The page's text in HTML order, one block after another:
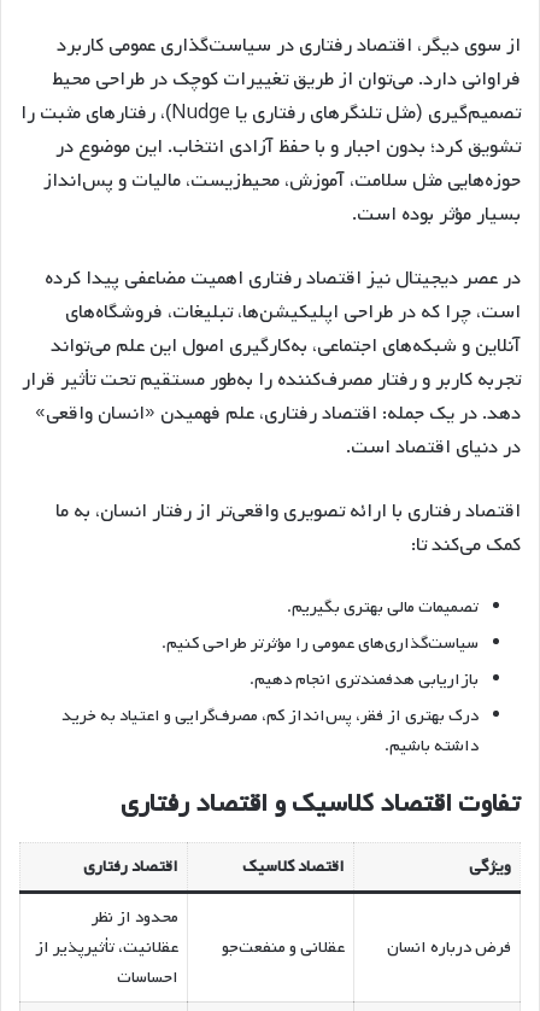
از سوی دیگر، اقتصاد رفتاری در سیاست‌گذاری عمومی کاربرد
فراوانی دارد. می‌توان از طریق تغییرات کوچک در طراحی محیط
تصمیم‌گیری (مثل تلنگرهای رفتاری یا Nudge)، رفتارهای مثبت را
تشویق کرد؛ بدون اجبار و با حفظ آزادی انتخاب. این موضوع در
حوزه‌هایی مثل سلامت، آموزش، محیط‌زیست، مالیات و پس‌انداز
بسیار مؤثر بوده است.
در عصر دیجیتال نیز اقتصاد رفتاری اهمیت مضاعفی پیدا کرده
است، چرا که در طراحی اپلیکیشن‌ها، تبلیغات، فروشگاه‌های
آنلاین و شبکه‌های اجتماعی، به‌کارگیری اصول این علم می‌تواند
تجربه کاربر و رفتار مصرف‌کننده را به‌طور مستقیم تحت تأثیر قرار
دهد. در یک جمله: اقتصاد رفتاری، علم فهمیدن «انسان واقعی»
در دنیای اقتصاد است.
اقتصاد رفتاری با ارائه تصویری واقعی‌تر از رفتار انسان، به ما
کمک می‌کند تا:
تصمیمات مالی بهتری بگیریم.
سیاست‌گذاری‌های عمومی را مؤثرتر طراحی کنیم.
بازاریابی هدفمندتری انجام دهیم.
درک بهتری از فقر، پس‌انداز کم، مصرف‌گرایی و اعتیاد به خرید
داشته باشیم.
تفاوت اقتصاد کلاسیک و اقتصاد رفتاری
ویژگی اقتصاد کلاسیک اقتصاد رفتاری
فرض درباره انسان عقلانی و منفعت‌جو
محدود از نظر
عقلانیت، تأثیرپذیر از
احساسات